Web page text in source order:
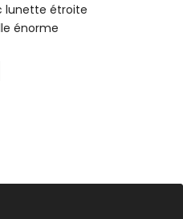
lunette étroite
énorme